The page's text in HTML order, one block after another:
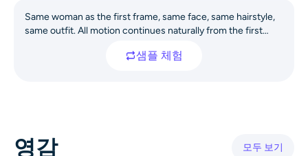
헤드샷 생성기 프로
샘플 체험
Same woman as the first frame, same face, same hairstyle,
same outfit. All motion continues naturally from the first
train station.The woman stands still on the platform, gently
chest and shoulders. Soft light reflects off the platform.
영감 모두 보기